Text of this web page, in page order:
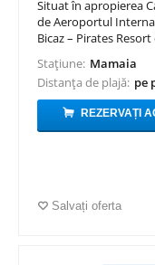
Situat în apropierea
de Aeroportul
Bicaz – Pirates
Stațiune: Mamaia
Distanța de plajă: pe
REZERVAȚI
Salvați oferta